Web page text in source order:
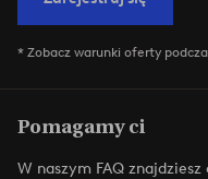
* Zobacz warunki oferty
Pomagamy ci
W naszym FAQ